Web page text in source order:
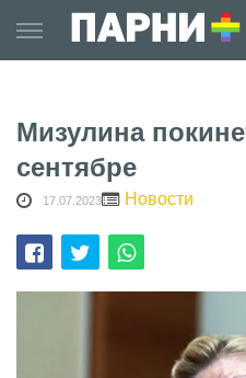
to
content
Мизулина
сентябре
17.07.2023 Новости